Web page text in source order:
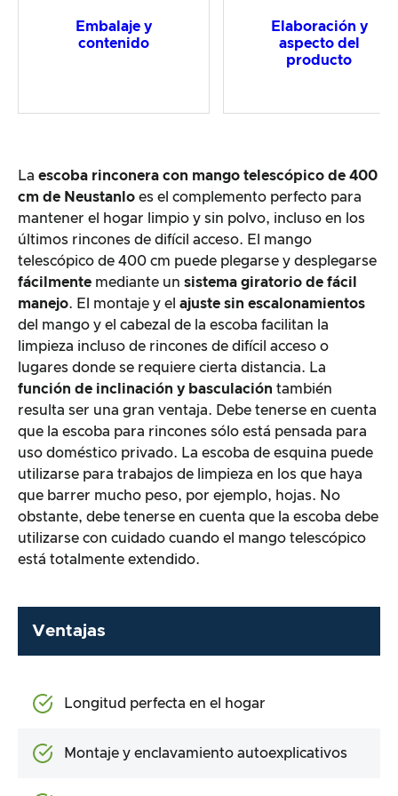
Embalaje y
contenido
Elaboración y
aspecto del
producto
La escoba rinconera con mango telescópico de 400
cm de Neustanlo es el complemento perfecto para
mantener el hogar limpio y sin polvo, incluso en los
últimos rincones de difícil acceso. El mango
telescópico de 400 cm puede plegarse y desplegarse
fácilmente mediante un sistema giratorio de fácil
manejo. El montaje y el ajuste sin escalonamientos
del mango y el cabezal de la escoba facilitan la
limpieza incluso de rincones de difícil acceso o
lugares donde se requiere cierta distancia. La
función de inclinación y basculación también
resulta ser una gran ventaja. Debe tenerse en cuenta
que la escoba para rincones sólo está pensada para
uso doméstico privado. La escoba de esquina puede
utilizarse para trabajos de limpieza en los que haya
que barrer mucho peso, por ejemplo, hojas. No
obstante, debe tenerse en cuenta que la escoba debe
utilizarse con cuidado cuando el mango telescópico
está totalmente extendido.
Ventajas
Longitud perfecta en el hogar
Montaje y enclavamiento autoexplicativos